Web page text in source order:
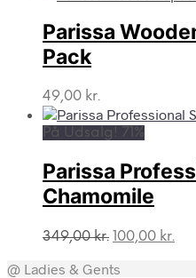
var:
349,00 kr..
er:
Parissa
Pack
49,00 kr.
På Udsalg! 71%
Parissa
Chamomile
349,00kr. Den
pris
100,00 kr.
@ Ladies & Gents